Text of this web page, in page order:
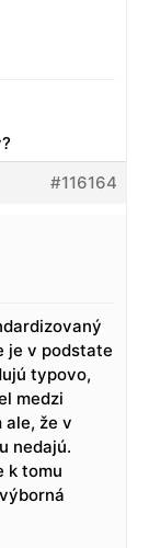
#116164
je v podstate
typovo,
medzi
že v
nedajú.
k tomu